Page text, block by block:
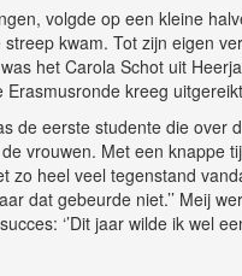
volgde op een kleine
streep kwam. Tot zijn eigen
het Carola Schot uit
kreeg
de eerste studente die over
vrouwen. Met een knappe
zo heel veel tegenstand
dat gebeurde niet.’’ Meij
‘’Dit jaar wilde ik wel